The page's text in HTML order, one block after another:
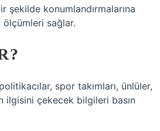
şekilde konumlandırmalarına
ölçümleri sağlar.
spor takımları, ünlüler,
ilgisini çekecek bilgileri basın